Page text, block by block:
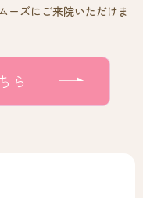
ーズにご来院いただけま
ら